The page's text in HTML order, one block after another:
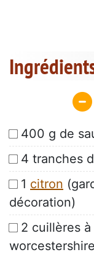
400 g de
4 tranches
1 citron
décoration)
2 cuillères
worcestershire